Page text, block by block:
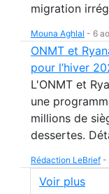
migration
Mouna Aghlal - 6
ONMT et
pour l’hiver
L'ONMT et
une
millions de
dessertes.
Rédaction LeBrief -
Voir plus